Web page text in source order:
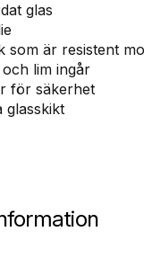
glas
som är resistent
lim ingår
för säkerhet
glasskikt